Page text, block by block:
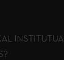
INSTITUTUA